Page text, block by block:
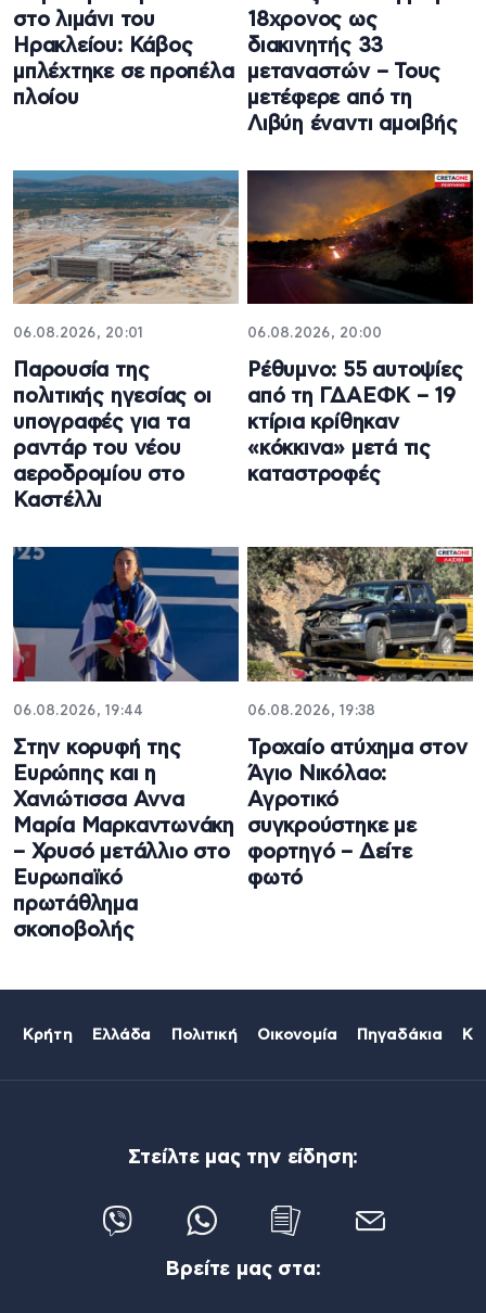
στο λιμάνι του
Ηρακλείου: Κάβος
μπλέχτηκε σε προπέλα
πλοίου
18χρονος ως
διακινητής 33
μεταναστών – Τους
μετέφερε από τη
Λιβύη έναντι αμοιβής
06.08.2026, 20:01
Παρουσία της
πολιτικής ηγεσίας οι
υπογραφές για τα
ραντάρ του νέου
αεροδρομίου στο
Καστέλλι
06.08.2026, 20:00
Ρέθυμνο: 55 αυτοψίες
από τη ΓΔΑΕΦΚ – 19
κτίρια κρίθηκαν
«κόκκινα» μετά τις
καταστροφές
06.08.2026, 19:44
Στην κορυφή της
Ευρώπης και η
Χανιώτισσα Αννα
Μαρία Μαρκαντωνάκη
– Χρυσό μετάλλιο στο
Ευρωπαϊκό
πρωτάθλημα
σκοποβολής
06.08.2026, 19:38
Τροχαίο ατύχημα στον
Άγιο Νικόλαο:
Αγροτικό
συγκρούστηκε με
φορτηγό – Δείτε
φωτό
Κρήτη Ελλάδα Πολιτική Οικονομία Πηγαδάκια
Στείλτε μας την είδηση:
Βρείτε μας στα: